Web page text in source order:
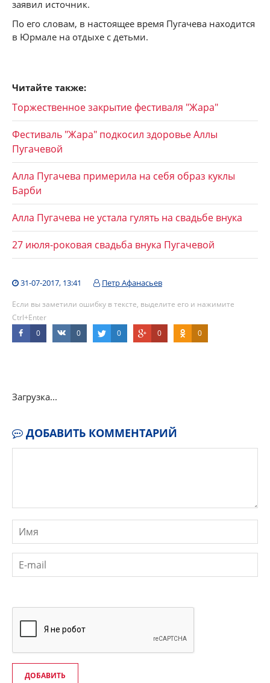
заявил источник.
По его словам, в настоящее время Пугачева находится
в Юрмале на отдыхе с детьми.
Читайте также:
Торжественное закрытие фестиваля "Жара"
Фестиваль "Жара" подкосил здоровье Аллы
Пугачевой
Алла Пугачева примерила на себя образ куклы
Барби
Алла Пугачева не устала гулять на свадьбе внука
27 июля-роковая свадьба внука Пугачевой
31-07-2017, 13:41 Петр Афанасьев
Если вы заметили ошибку в тексте, выделите его и нажимите
Ctrl+Enter
0
0 0 0 0
Загрузка...
ДОБАВИТЬ КОММЕНТАРИЙ
ДОБАВИТЬ